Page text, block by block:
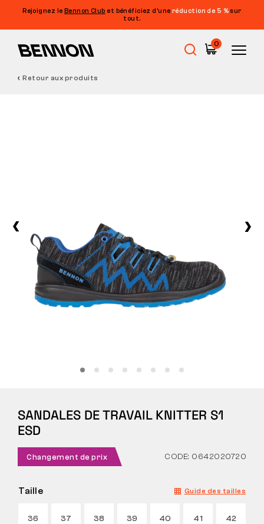
Rejoignez le Bennon Club et bénéficiez d’une réduction de 5 %sur
tout.
0
Chaussures de loisirs
Tactique
À PROPOS DE NOUS
LABORATOIRE BENNON
Retour aux produits
SANDALES DE TRAVAIL KNITTER S1
ESD
Changement de prix CODE: 0642020720
Taille Guide des tailles
36 37 38 39 40 41 42